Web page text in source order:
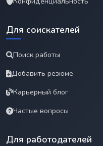
Для соискателей
Поиск работы
Добавить резюме
Карьерный блог
Частые вопросы
Для работодателей